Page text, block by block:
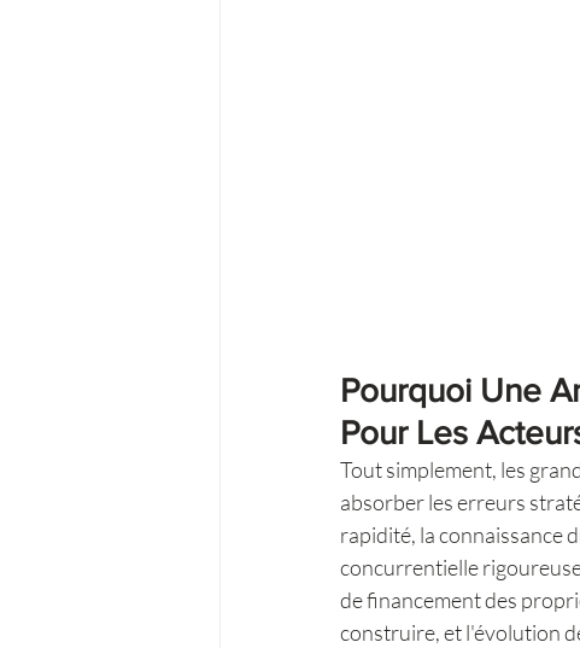
Pourquoi Une
Pour Les
Tout simplement, les
absorber les erreurs
rapidité, la connaissance
concurrentielle
de financement des
construire, et l'évolution